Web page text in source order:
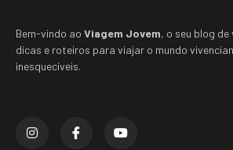
Bem-vindo ao Viagem Jovem, o seu blog de
dicas e roteiros para viajar o mundo
inesquecíveis.